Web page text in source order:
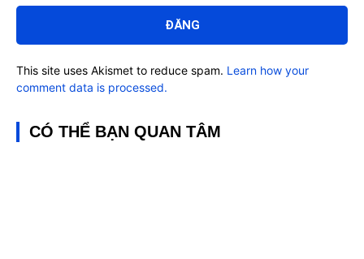
This site uses Akismet to reduce spam. Learn how your
comment data is processed.
CÓ THỂ BẠN QUAN TÂM